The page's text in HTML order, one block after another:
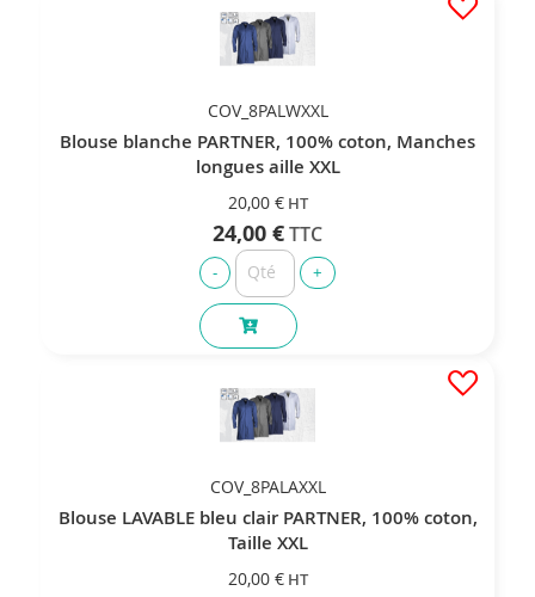
COV_8PALWXXL
Blouse blanche PARTNER, 100% coton, Manches
longues aille XXL
20,00 €
24,00 €
COV_8PALAXXL
Blouse LAVABLE bleu clair PARTNER, 100% coton,
Taille XXL
20,00 €